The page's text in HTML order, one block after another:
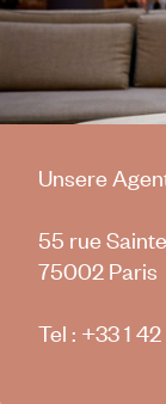
Unsere
55 rue
75002 Paris
Tel : +33 1